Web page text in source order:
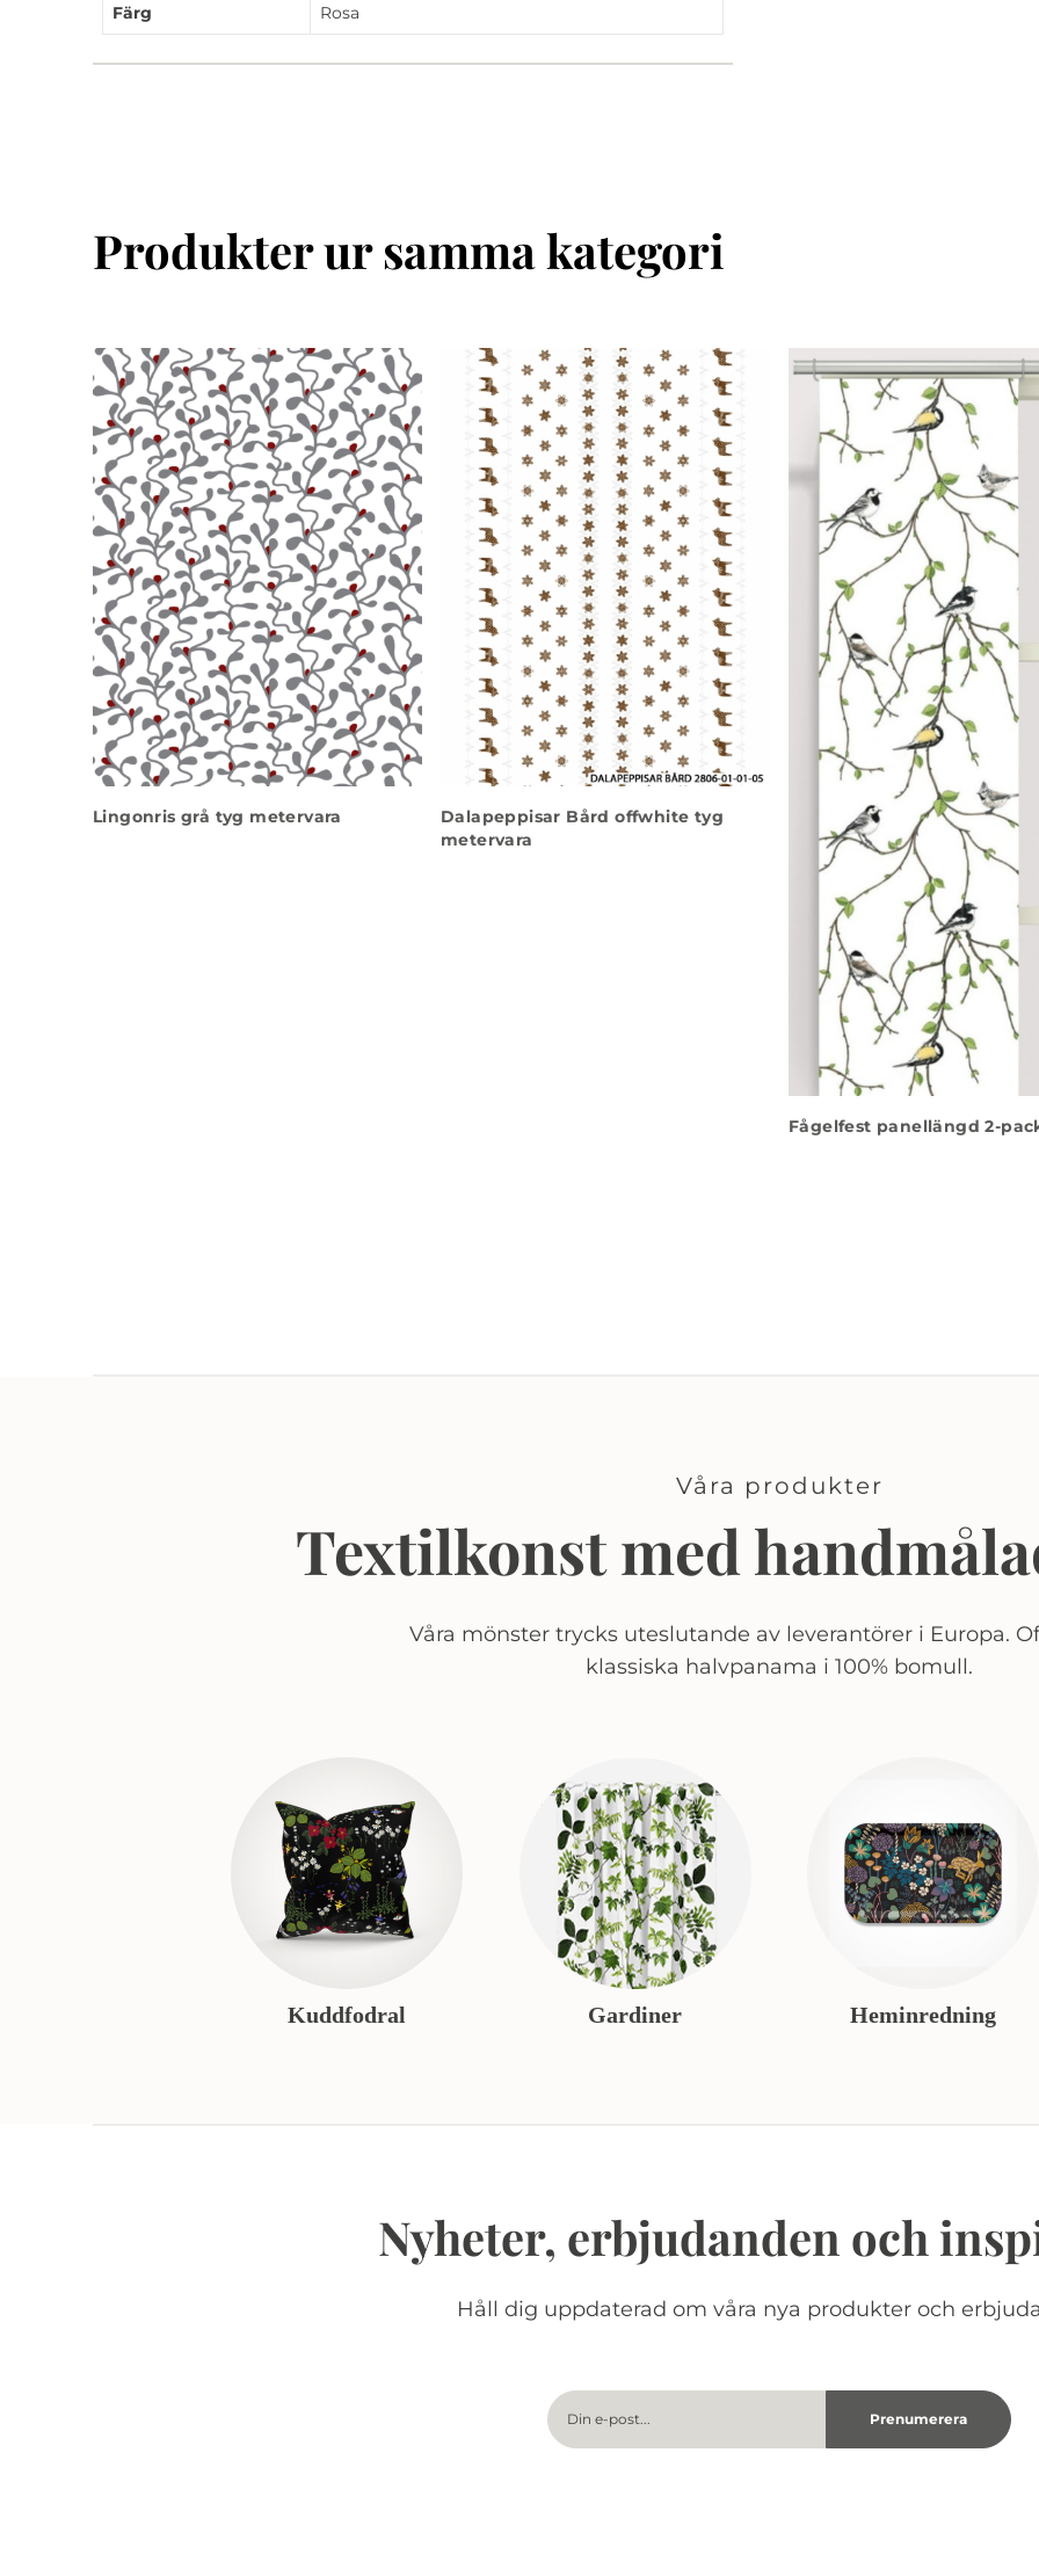
Färg Rosa
Produkter ur samma kategori
Lingonris grå tyg metervara
Dalapeppisar Bård offwhite tyg
metervara
Fågelfest panellängd 2-
Våra produkter
Textilkonst med
Våra mönster trycks uteslutande av leverantörer i Europa.
klassiska halvpanama i 100% bomull.
Kuddfodral Gardiner Heminredning
Nyheter, erbjudanden och
Håll dig uppdaterad om våra nya produkter och